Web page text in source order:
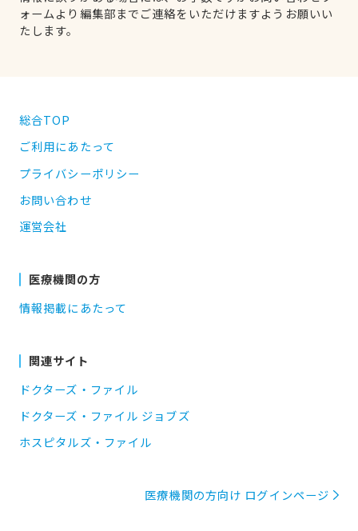
ォームより編集部までご連絡をいただけますようお願いい
たします。
総合TOP
ご利用にあたって
プライバシーポリシー
お問い合わせ
運営会社
医療機関の方
情報掲載にあたって
関連サイト
ドクターズ・ファイル
ドクターズ・ファイル ジョブズ
ホスピタルズ・ファイル
医療機関の方向け ログインページ